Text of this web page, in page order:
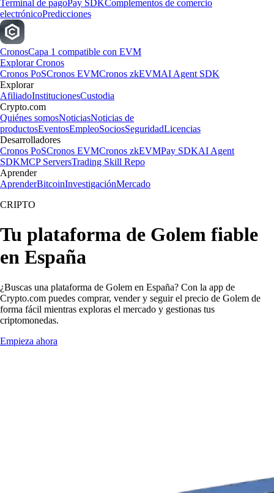
Terminal de pagoPay SDKComplementos de comercio
electrónicoPredicciones
CronosCapa 1 compatible con EVM
Explorar Cronos
Cronos PoSCronos EVMCronos zkEVMAI Agent SDK
Explorar
AfiliadoInstitucionesCustodia
Crypto.com
Quiénes somosNoticiasNoticias de
productosEventosEmpleoSociosSeguridadLicencias
Desarrolladores
Cronos PoSCronos EVMCronos zkEVMPay SDKAI Agent
SDKMCP ServersTrading Skill Repo
Aprender
AprenderBitcoinInvestigaciónMercado
CRIPTO
Tu plataforma de Golem fiable
en España
¿Buscas una plataforma de Golem en España? Con la app de
Crypto.com puedes comprar, vender y seguir el precio de Golem de
forma fácil mientras exploras el mercado y gestionas tus
criptomonedas.
Empieza ahora